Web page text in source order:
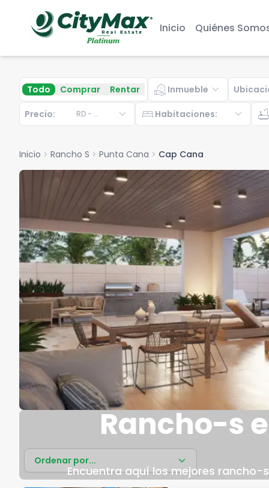
Inicio Quiénes
Todo Comprar Rentar real_estate_agent Inmueble expand_more
Precio: RD- ... expand_more bed Habitaciones: expand_more bathtub
Inicio chevron_right Rancho S chevron_right Punta Cana chevron_right Cap Cana
Rancho-s
Encuentra aquí los mejores rancho-
Ordenar por...